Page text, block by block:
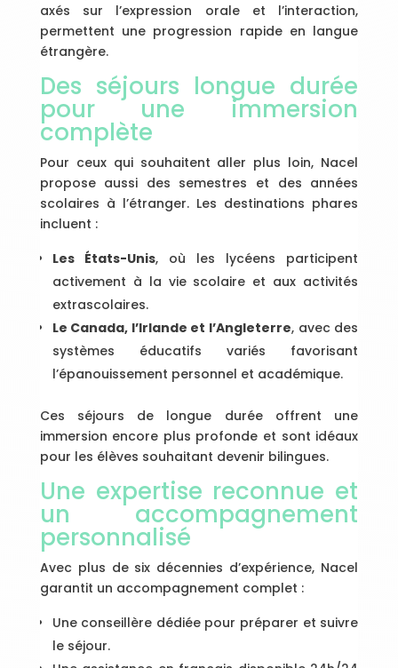
axés sur l’expression orale et l’interaction,
permettent une progression rapide en langue
étrangère.
Des séjours longue durée
pour une immersion
complète
Pour ceux qui souhaitent aller plus loin, Nacel
propose aussi des semestres et des années
scolaires à l’étranger. Les destinations phares
incluent :
Les États-Unis, où les lycéens participent
activement à la vie scolaire et aux activités
extrascolaires.
Le Canada, l’Irlande et l’Angleterre, avec des
systèmes éducatifs variés favorisant
l’épanouissement personnel et académique.
Ces séjours de longue durée offrent une
immersion encore plus profonde et sont idéaux
pour les élèves souhaitant devenir bilingues.
Une expertise reconnue et
un accompagnement
personnalisé
Avec plus de six décennies d’expérience, Nacel
garantit un accompagnement complet :
Une conseillère dédiée pour préparer et suivre
le séjour.